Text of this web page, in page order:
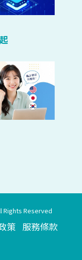
Rights Reserved
策 服務條款